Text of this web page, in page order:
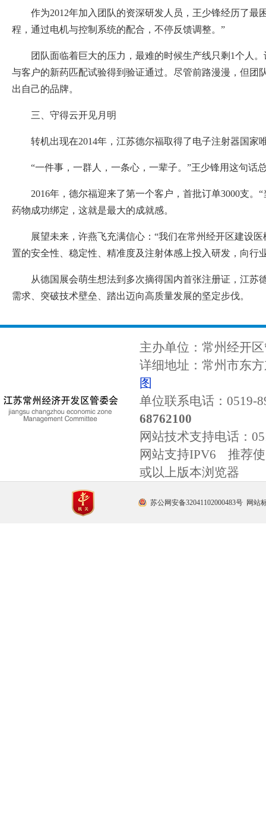
作为2012年加入团队的资深研发人员，王少锋经历了
程，通过电机与控制系统的配合，不停反馈调整。”
团队面临着巨大的压力，最难的时候生产线只剩1个人
与客户的新药匹配试验得到验证通过。尽管前路漫漫，但
出自己的品牌。
三、守得云开见月明
转机出现在2014年，江苏德尔福取得了电子注射器国
“一件事，一群人，一条心，一辈子。”王少锋用这句话
2016年，德尔福迎来了第一个客户，首批订单3000支
药物成功绑定，这就是最大的成就感。
展望未来，许燕飞充满信心：“我们在常州经开区建设
置的安全性、稳定性、精准度及注射体感上投入研发，向行
从德国展会萌生想法到多次摘得国内首张注册证，江
需求、突破技术壁垒、踏出迈向高质量发展的坚定步伐。
主办单位：常州经开
详细地址：常州市东
图
单位联系电话：0519-
68762100
网站技术支持电话：
网站支持IPV6 推荐使
或以上版本浏览器
苏公网安备32041102000483号 网站